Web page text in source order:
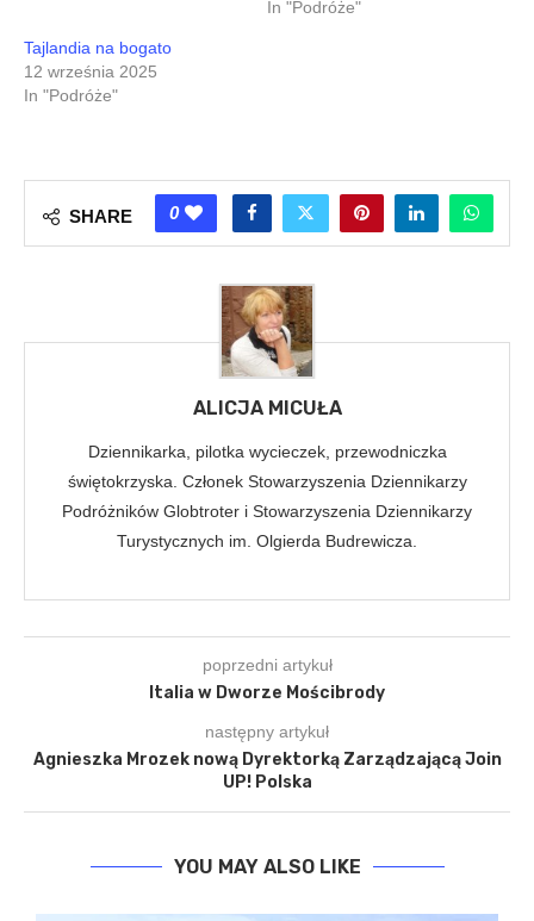
In "Podróże"
Tajlandia na bogato
12 września 2025
In "Podróże"
SHARE 0
ALICJA MICUŁA
Dziennikarka, pilotka wycieczek, przewodniczka
świętokrzyska. Członek Stowarzyszenia Dziennikarzy
Podróżników Globtroter i Stowarzyszenia Dziennikarzy
Turystycznych im. Olgierda Budrewicza.
poprzedni artykuł
Italia w Dworze Mościbrody
następny artykuł
Agnieszka Mrozek nową Dyrektorką Zarządzającą Join
UP! Polska
YOU MAY ALSO LIKE